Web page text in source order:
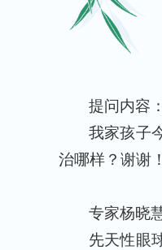
提问内容：
我家孩子
治哪样？谢谢！
专家杨晓
先天性眼